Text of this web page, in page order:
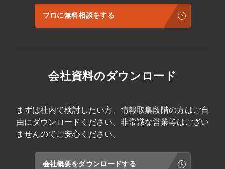
プロに無料相談をする
会社資料のダウンロード
まずは社内で検討したい方、情報取集段階の方はご自
由にダウンロードください。非常識な営業等はござい
ませんのでご安心ください。
会社概要をダウンロードする